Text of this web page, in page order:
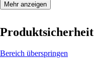
Mehr anzeigen
Produktsicherheit
Bereich überspringen